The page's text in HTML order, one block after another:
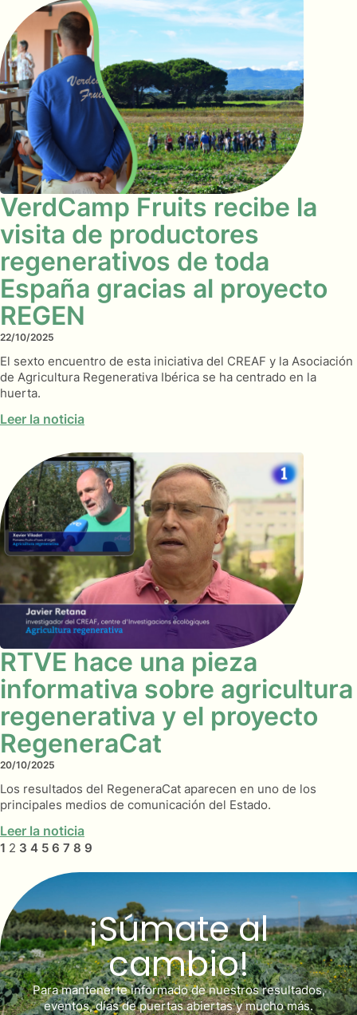
VerdCamp Fruits recibe la
visita de productores
regenerativos de toda
España gracias al proyecto
REGEN
22/10/2025
El sexto encuentro de esta iniciativa del CREAF y la Asociación
de Agricultura Regenerativa Ibérica se ha centrado en la
huerta.
Leer la noticia
RTVE hace una pieza
informativa sobre agricultura
regenerativa y el proyecto
RegeneraCat
20/10/2025
Los resultados del RegeneraCat aparecen en uno de los
principales medios de comunicación del Estado.
Leer la noticia
1 2 3 4 5 6 7 8 9
¡Súmate al
cambio!
Para mantenerte informado de nuestros resultados,
eventos, días de puertas abiertas y mucho más.